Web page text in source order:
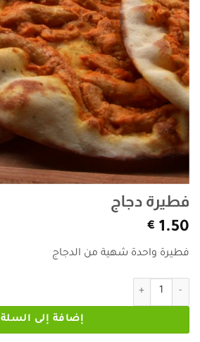
فطيرة دجاج
1.50
€
فطيرة واحدة شهية من الدجاج
كمية فطيرة دجاج
إضافة إلى السلة